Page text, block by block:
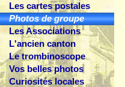
Les cartes postales
Photos de groupe
Les Associations
L'ancien canton
Le trombinoscope
Vos belles photos
Curiosités locales